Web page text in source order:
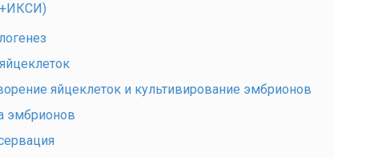
яйцеклеток и культивирование эмбрионов
эмбрионов